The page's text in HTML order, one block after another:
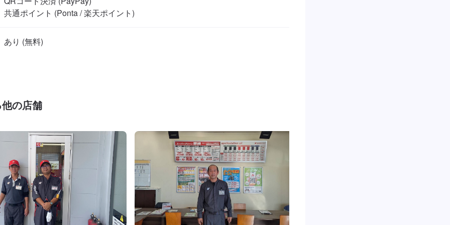
共通ポイント (Ponta / 楽天ポイント)
の店舗